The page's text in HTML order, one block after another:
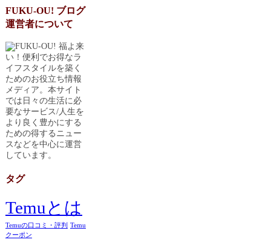
FUKU-OU! ブログ
運営者について
福よ来
い！便利でお得なラ
イフスタイルを築く
ためのお役立ち情報
メディア。本サイト
では日々の生活に必
要なサービス/人生を
より良く豊かにする
ための得するニュー
スなどを中心に運営
しています。
タグ
Temuとは
Temuの口コミ・評判 Temu
クーポン